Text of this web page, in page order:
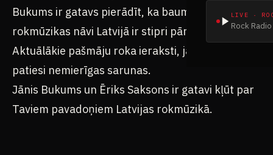
LIVE ·
Rock
Bukums ir gatavs pierādīt, ka baumas par
rokmūzikas nāvi Latvijā ir stipri pārspīlētas.
Aktuālākie pašmāju roka ieraksti, jaunumi un
patiesi nemierīgas sarunas.
Jānis Bukums un Ēriks Saksons ir gatavi kļūt par
Taviem pavadoņiem Latvijas rokmūzikā.